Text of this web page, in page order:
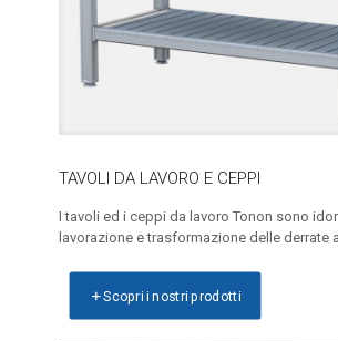
TAVOLI DA LAVORO E CEPPI
I tavoli ed i ceppi da lavoro Tonon sono
lavorazione e trasformazione delle derrate
Scopri i nostri prodotti